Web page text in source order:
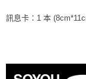
【注意事項】
２．關於個人資料處
https://aftee.tw/terms/
新竹貨運
訊息卡：1 本